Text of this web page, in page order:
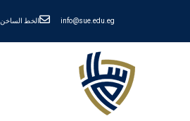
info@sue.edu.eg الخط الساخن 19610